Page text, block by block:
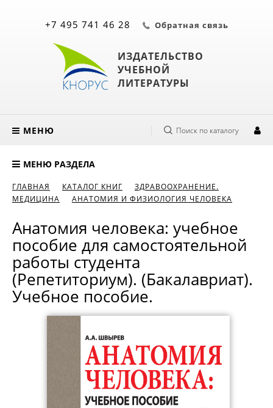
ИЗДАТЕЛЬСТВО
УЧЕБНОЙ
ЛИТЕРАТУРЫ
+7 495 741 46 28 Обратная связь
МЕНЮ Поиск по каталогу
МЕНЮ РАЗДЕЛА
ГЛАВНАЯ КАТАЛОГ КНИГ
ЗДРАВООХРАНЕНИЕ.
МЕДИЦИНА
АНАТОМИЯ И ФИЗИОЛОГИЯ ЧЕЛОВЕКА
Анатомия человека: учебное
пособие для самостоятельной
работы студента
(Репетиториум). (Бакалавриат).
Учебное пособие.